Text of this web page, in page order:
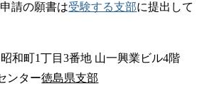
請の願書は受験する支部に提出して
和町1丁目3番地 山一興業ビル4階
ンター徳島県支部